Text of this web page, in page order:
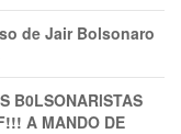
de Jair Bolsonaro
B0LSONARlSTAS
A MANDO DE